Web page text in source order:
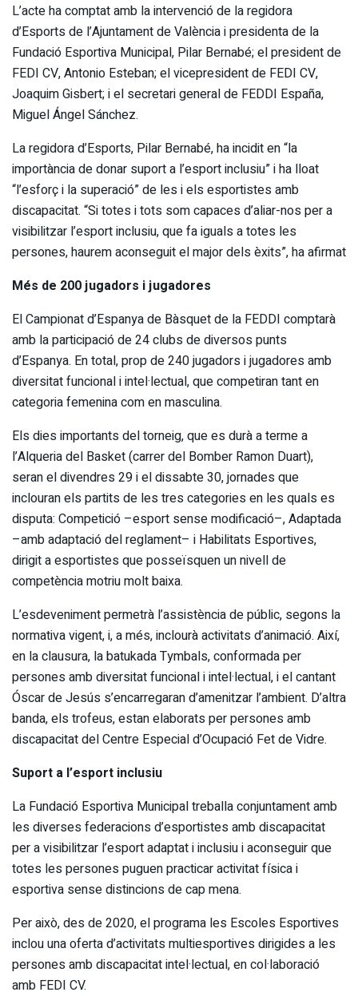
L’acte ha comptat amb la intervenció de la regidora
d’Esports de l’Ajuntament de València i presidenta de la
Fundació Esportiva Municipal, Pilar Bernabé; el president de
FEDI CV, Antonio Esteban; el vicepresident de FEDI CV,
Joaquim Gisbert; i el secretari general de FEDDI España,
Miguel Ángel Sánchez.
La regidora d’Esports, Pilar Bernabé, ha incidit en “la
importància de donar suport a l’esport inclusiu” i ha lloat
“l’esforç i la superació” de les i els esportistes amb
discapacitat. “Si totes i tots som capaces d’aliar-nos per a
visibilitzar l’esport inclusiu, que fa iguals a totes les
persones, haurem aconseguit el major dels èxits”, ha afirmat
Més de 200 jugadors i jugadores
El Campionat d’Espanya de Bàsquet de la FEDDI comptarà
amb la participació de 24 clubs de diversos punts
d’Espanya. En total, prop de 240 jugadors i jugadores amb
diversitat funcional i intel·lectual, que competiran tant en
categoria femenina com en masculina.
Els dies importants del torneig, que es durà a terme a
l’Alqueria del Basket (carrer del Bomber Ramon Duart),
seran el divendres 29 i el dissabte 30, jornades que
inclouran els partits de les tres categories en les quals es
disputa: Competició –esport sense modificació–, Adaptada
–amb adaptació del reglament– i Habilitats Esportives,
dirigit a esportistes que posseïsquen un nivell de
competència motriu molt baixa.
L’esdeveniment permetrà l’assistència de públic, segons la
normativa vigent, i, a més, inclourà activitats d’animació. Així,
en la clausura, la batukada Tymbals, conformada per
persones amb diversitat funcional i intel·lectual, i el cantant
Óscar de Jesús s’encarregaran d’amenitzar l’ambient. D’altra
banda, els trofeus, estan elaborats per persones amb
discapacitat del Centre Especial d’Ocupació Fet de Vidre.
Suport a l’esport inclusiu
La Fundació Esportiva Municipal treballa conjuntament amb
les diverses federacions d’esportistes amb discapacitat
per a visibilitzar l’esport adaptat i inclusiu i aconseguir que
totes les persones puguen practicar activitat física i
esportiva sense distincions de cap mena.
Per això, des de 2020, el programa les Escoles Esportives
inclou una oferta d’activitats multiesportives dirigides a les
persones amb discapacitat intel·lectual, en col·laboració
amb FEDI CV.